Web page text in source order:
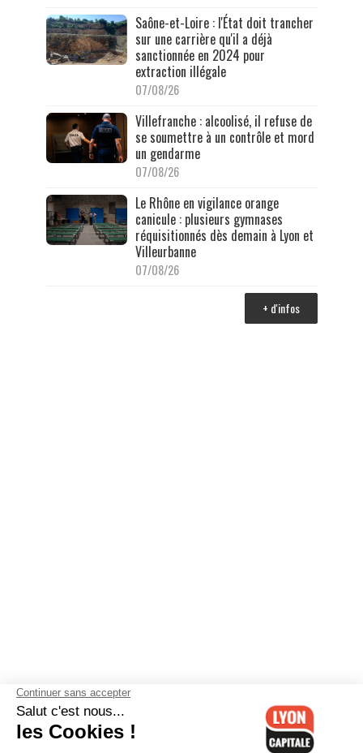
Saône-et-Loire : l'État doit trancher
sur une carrière qu'il a déjà
sanctionnée en 2024 pour
extraction illégale
07/08/26
Villefranche : alcoolisé, il refuse de
se soumettre à un contrôle et mord
un gendarme
07/08/26
Le Rhône en vigilance orange
canicule : plusieurs gymnases
réquisitionnés dès demain à Lyon et
Villeurbanne
07/08/26
+ d'infos